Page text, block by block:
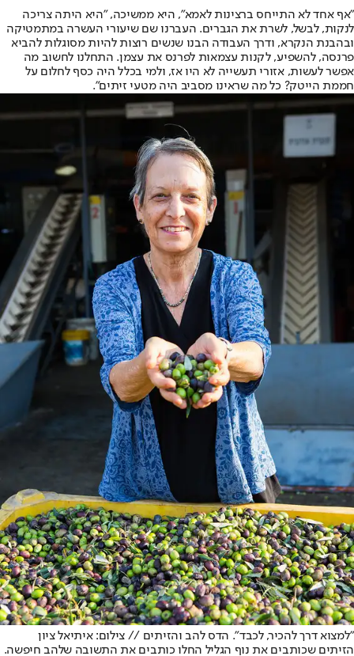
"אף אחד לא התייחס ברצינות לאמא", היא ממשיכה, "היא היתה צריכה
לנקות, לבשל, לשרת את הגברים. העברנו שם שיעורי העשרה במתמטיקה
ובהבנת הנקרא, ודרך העבודה הבנו שנשים רוצות להיות מסוגלות להביא
פרנסה, להשפיע, לקנות עצמאות לפרנס את עצמן. התחלנו לחשוב מה
אפשר לעשות, אזורי תעשייה לא היו אז, ולמי בכלל היה כסף לחלום על
חממת הייטק? כל מה שראינו מסביב היה מטעי זיתים".
"למצוא דרך להכיר, לכבד". הדס להב והזיתים // צילום: איתיאל ציון
הזיתים שכותבים את נוף הגליל החלו כותבים את התשובה שלהב חיפשה.